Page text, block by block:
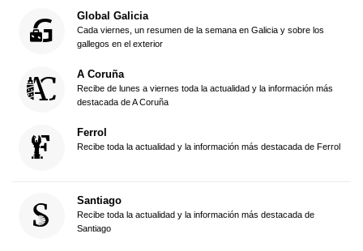
Global Galicia
Cada viernes, un resumen de la semana en Galicia y sobre los
gallegos en el exterior
A Coruña
Recibe de lunes a viernes toda la actualidad y la información más
destacada de A Coruña
Ferrol
Recibe toda la actualidad y la información más destacada de Ferrol
Santiago
Recibe toda la actualidad y la información más destacada de
Santiago